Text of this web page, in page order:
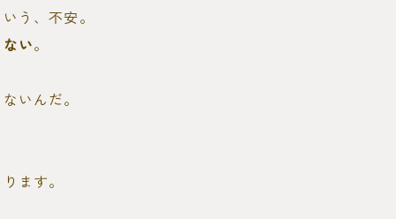
う、不安。
い。
いんだ。
ます。